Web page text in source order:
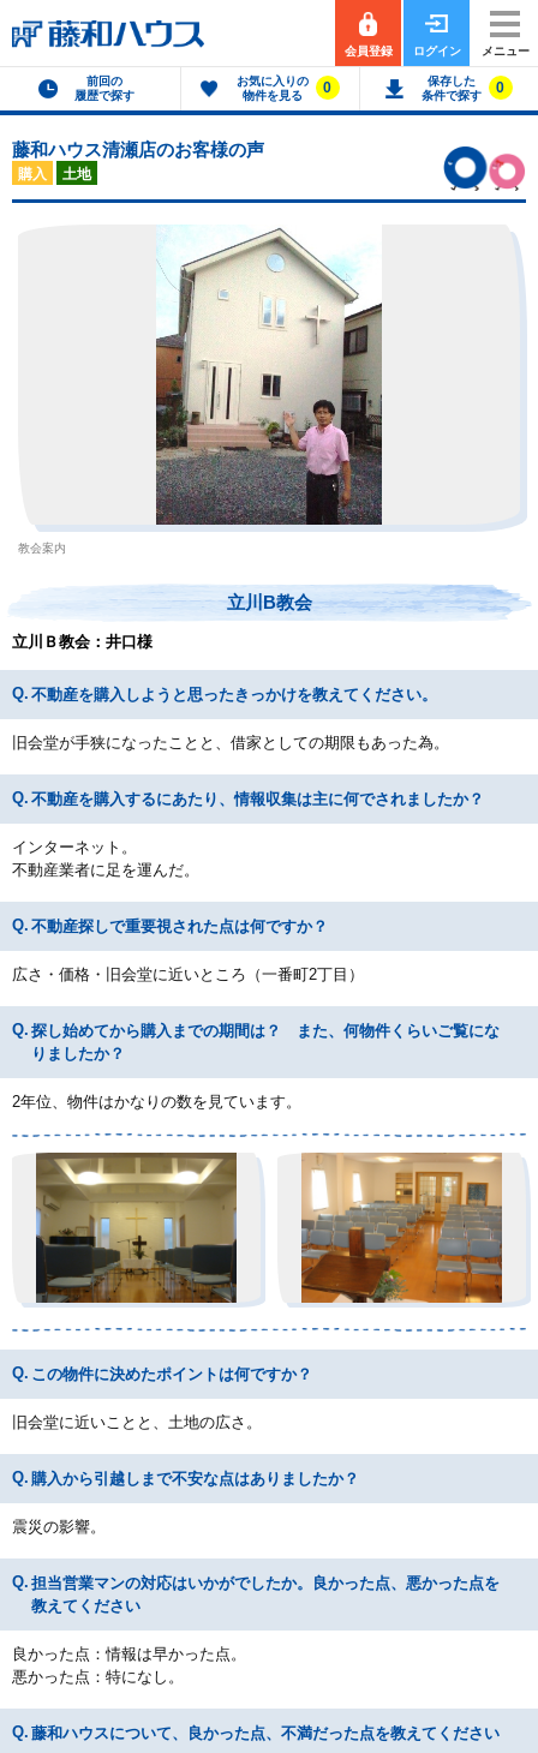
会員登録 ログイン メニュー
前回の
履歴で探す
お気に入りの
物件を見る
0
保存した
条件で探す
0
藤和ハウス清瀬店のお客様の声
購入 土地
教会案内
立川B教会
立川Ｂ教会：井口様
不動産を購入しようと思ったきっかけを教えてください。
旧会堂が手狭になったことと、借家としての期限もあった為。
不動産を購入するにあたり、情報収集は主に何でされましたか？
インターネット。
不動産業者に足を運んだ。
不動産探しで重要視された点は何ですか？
広さ・価格・旧会堂に近いところ（一番町2丁目）
探し始めてから購入までの期間は？ また、何物件くらいご覧にな
りましたか？
2年位、物件はかなりの数を見ています。
この物件に決めたポイントは何ですか？
旧会堂に近いことと、土地の広さ。
購入から引越しまで不安な点はありましたか？
震災の影響。
担当営業マンの対応はいかがでしたか。良かった点、悪かった点を
教えてください
良かった点：情報は早かった点。
悪かった点：特になし。
藤和ハウスについて、良かった点、不満だった点を教えてください